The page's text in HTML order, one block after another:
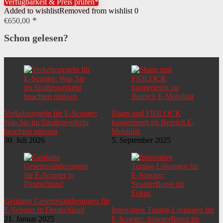
Verfügbarkeit & Preis prüfen*
Added to wishlistRemoved from wishlist 0
€650,00
Schon gelesen?
Verkehrsregeln für E-Scooter:
Was Sie im Straßenverkehr
beachten müssen
30. Juli 2026
Sharp und FIDLOCK
kooperieren im Bereich E-
Mobilität
5. September 2025
Geplante Gesetzesänderungen für
E-Scooter in Deutschland
21. Januar 2025
Innovative Tuning-Lösungen für
E-Scooter: ScooterBoost im